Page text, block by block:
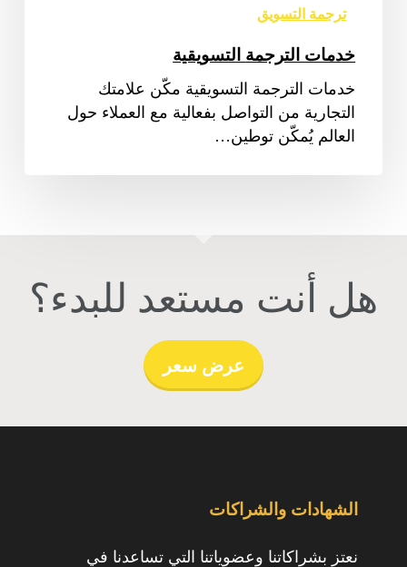
ترجمة التسويق
خدمات الترجمة التسويقية
خدمات الترجمة التسويقية مكّن علامتك
التجارية من التواصل بفعالية مع العملاء حول
العالم يُمكّن توطين…
هل أنت مستعد للبدء؟
عرض سعر
الشهادات والشراكات
نعتز بشراكاتنا وعضوياتنا التي تساعدنا في